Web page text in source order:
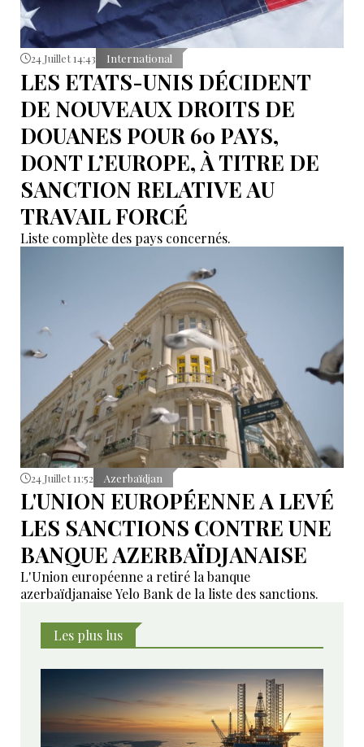
24 Juillet 14:43 International
LES ETATS-UNIS DÉCIDENT
DE NOUVEAUX DROITS DE
DOUANES POUR 60 PAYS,
DONT L’EUROPE, À TITRE DE
SANCTION RELATIVE AU
TRAVAIL FORCÉ
Liste complète des pays concernés.
24 Juillet 11:52 Azerbaïdjan
L'UNION EUROPÉENNE A LEVÉ
LES SANCTIONS CONTRE UNE
BANQUE AZERBAÏDJANAISE
L'Union européenne a retiré la banque
azerbaïdjanaise Yelo Bank de la liste des sanctions.
Les plus lus